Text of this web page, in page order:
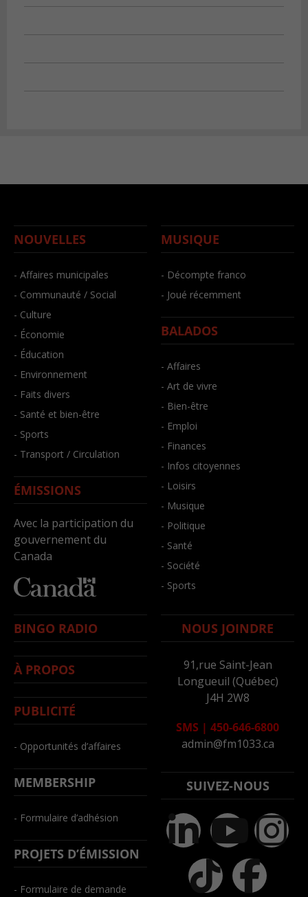
NOUVELLES
- Affaires municipales
- Communauté / Social
- Culture
- Économie
- Éducation
- Environnement
- Faits divers
- Santé et bien-être
- Sports
- Transport / Circulation
ÉMISSIONS
Avec la participation du
gouvernement du
Canada
MUSIQUE
- Décompte franco
- Joué récemment
BALADOS
- Affaires
- Art de vivre
- Bien-être
- Emploi
- Finances
- Infos citoyennes
- Loisirs
- Musique
- Politique
- Santé
- Société
- Sports
BINGO RADIO
À PROPOS
PUBLICITÉ
- Opportunités d’affaires
MEMBERSHIP
- Formulaire d’adhésion
PROJETS D’ÉMISSION
- Formulaire de demande
NOUS JOINDRE
91,rue Saint-Jean
Longueuil (Québec)
J4H 2W8
SMS | 450-646-6800
admin@fm1033.ca
SUIVEZ-NOUS